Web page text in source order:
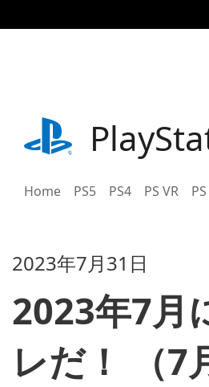
事
playstation.com
Home PS5 PS4 PS VR
2023年7月31日
2023年7月
レだ！ （7